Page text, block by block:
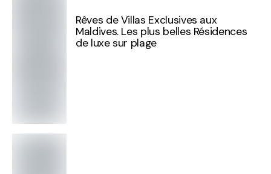
Rêves de Villas Exclusives aux
Maldives. Les plus belles Résidences
de luxe sur plage